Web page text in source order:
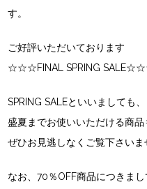
す。
ご好評いただいております
☆☆☆FINAL SPRING
SPRING SALEといいましても、
盛夏までお使いいただける商
ぜひお見逃しなくご覧下さいま
なお、70％OFF商品につきまし